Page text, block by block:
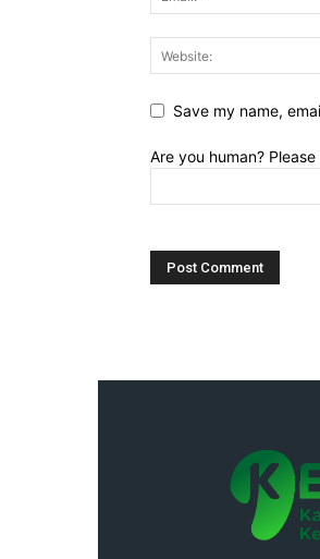
Save my name,
Are you human? Please